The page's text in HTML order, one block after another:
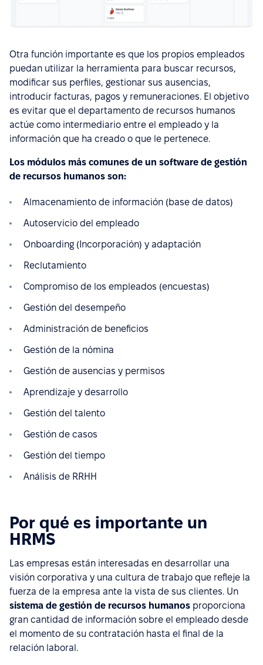
Otra función importante es que los propios empleados
puedan utilizar la herramienta para buscar recursos,
modificar sus perfiles, gestionar sus ausencias,
introducir facturas, pagos y remuneraciones. El objetivo
es evitar que el departamento de recursos humanos
actúe como intermediario entre el empleado y la
información que ha creado o que le pertenece.
Los módulos más comunes de un software de gestión
de recursos humanos son:
Almacenamiento de información (base de datos)
Autoservicio del empleado
Onboarding (Incorporación) y adaptación
Reclutamiento
Compromiso de los empleados (encuestas)
Gestión del desempeño
Administración de beneficios
Gestión de la nómina
Gestión de ausencias y permisos
Aprendizaje y desarrollo
Gestión del talento
Gestión de casos
Gestión del tiempo
Análisis de RRHH
Por qué es importante un
HRMS
Las empresas están interesadas en desarrollar una
visión corporativa y una cultura de trabajo que refleje la
fuerza de la empresa ante la vista de sus clientes. Un
sistema de gestión de recursos humanos proporciona
gran cantidad de información sobre el empleado desde
el momento de su contratación hasta el final de la
relación laboral.